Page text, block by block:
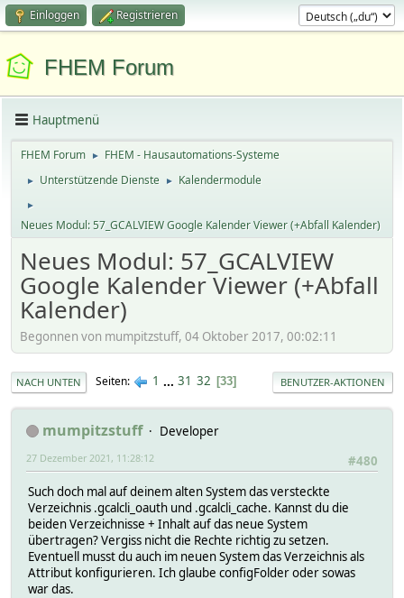
Einloggen Registrieren
FHEM Forum
Hauptmenü
FHEM Forum ► FHEM - Hausautomations-Systeme
► Unterstützende Dienste ► Kalendermodule
►
Neues Modul: 57_GCALVIEW Google Kalender Viewer (+Abfall Kalender)
Neues Modul: 57_GCALVIEW
Google Kalender Viewer (+Abfall
Kalender)
Begonnen von mumpitzstuff, 04 Oktober 2017, 00:02:11
NACH UNTEN Seiten 1 ... 31 32 33 BENUTZER-AKTIONEN
mumpitzstuff
Developer
#480
27 Dezember 2021, 11:28:12
Such doch mal auf deinem alten System das versteckte
Verzeichnis .gcalcli_oauth und .gcalcli_cache. Kannst du die
beiden Verzeichnisse + Inhalt auf das neue System
übertragen? Vergiss nicht die Rechte richtig zu setzen.
Eventuell musst du auch im neuen System das Verzeichnis als
Attribut konfigurieren. Ich glaube configFolder oder sowas
war das.